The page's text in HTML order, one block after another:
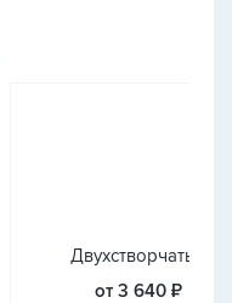
Двухстворчатые
от 3 640 ₽